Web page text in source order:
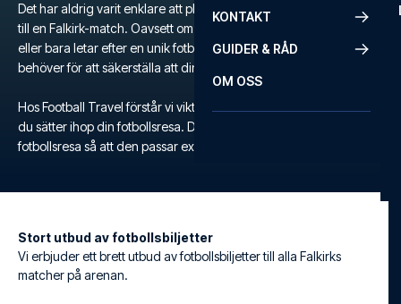
KONTAKT
GUIDER & RÅD
OM OSS
Det har aldrig varit enklare att planera en oförglömlig fotbollsresa
till en Falkirk-match. Oavsett om du är en dedikerad fan av Falkirk
eller bara letar efter en unik fotbollsupplevelse, erbjuder vi allt du
behöver för att säkerställa att din fotbollsresa blir minnesvärd.
Hos Football Travel förstår vi vikten av flexibilitet och komfort när
du sätter ihop din fotbollsresa. Därför kan du skräddarsy din egen
fotbollsresa så att den passar exakt till dina behov och önskemål.
Stort utbud av fotbollsbiljetter
Vi erbjuder ett brett utbud av fotbollsbiljetter till alla Falkirks
matcher på arenan.